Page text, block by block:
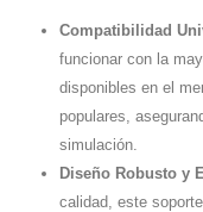
Compatibilidad
funcionar con la
disponibles en el
populares,
simulación.
Diseño Robusto y
calidad, este